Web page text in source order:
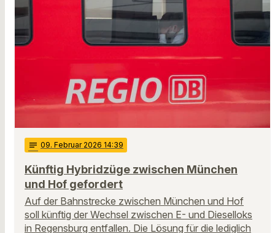
notes 09. Februar 2026 14:39
Künftig Hybridzüge zwischen München
und Hof gefordert
Auf der Bahnstrecke zwischen München und Hof
soll künftig der Wechsel zwischen E- und Dieselloks
in Regensburg entfallen. Die Lösung für die lediglich